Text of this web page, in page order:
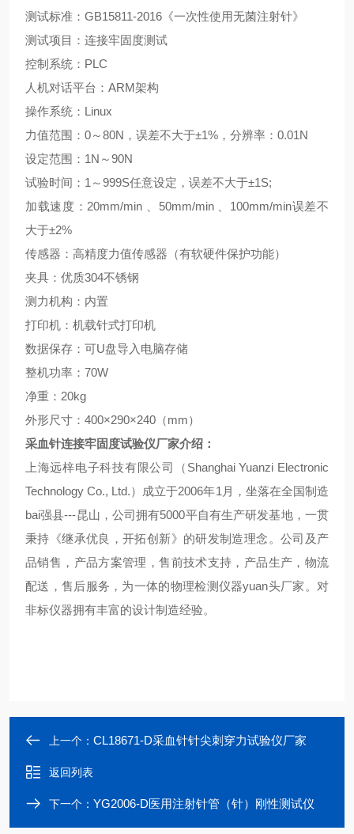
测试标准： GB15811-2016 《一次性使用无菌注射针》
测试项目：连接牢固度测试
控制系统： PLC
人机对话平台： ARM架构
操作系统： Linux
力值范围： 0～80N ，误差不大于±1% ，分辨率： 0.01N
设定范围： 1N ～90N
试验时间： 1 ～999S任意设定，误差不大于±1S;
加载速度： 20mm/min 50mm/min 100mm/min误差不
大于±2%
传感器：高精度力值传感器（有软硬件保护功能）
夹具：优质304不锈钢
测力机构：内置
打印机：机载针式打印机
数据保存：可U盘导入电脑存储
整机功率： 70W
净重： 20kg
外形尺寸： 400×290×240 （mm）
采血针连接牢固度试验仪厂家介绍：
上海远梓电子科技有限公司（ Shanghai Yuanzi Electronic
Technology Co., Ltd.）成立于2006年1 月，坐落在全国制造
bai强县---昆山，公司拥有5000平自有生产研发基地，一贯
秉持《继承优良，开拓创新》的研发制造理念。公司及产
品销售，产品方案管理，售前技术支持，产品生产，物流
配送，售后服务，为一体的物理检测仪器yuan头厂家。对
非标仪器拥有丰富的设计制造经验。
上一个： CL18671-D采血针针尖刺穿力试验仪厂家
返回列表
下一个： YG2006-D医用注射针管（针）刚性测试仪